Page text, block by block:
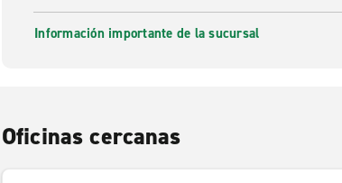
Información importante de la sucursal
Oficinas cercanas